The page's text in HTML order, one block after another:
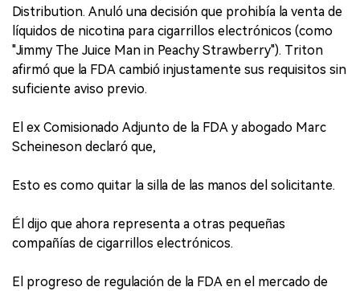
Distribution. Anuló una decisión que prohibía la venta de
líquidos de nicotina para cigarrillos electrónicos (como
"Jimmy The Juice Man in Peachy Strawberry"). Triton
afirmó que la FDA cambió injustamente sus requisitos sin
suficiente aviso previo.
El ex Comisionado Adjunto de la FDA y abogado Marc
Scheineson declaró que,
Esto es como quitar la silla de las manos del solicitante.
Él dijo que ahora representa a otras pequeñas
compañías de cigarrillos electrónicos.
El progreso de regulación de la FDA en el mercado de